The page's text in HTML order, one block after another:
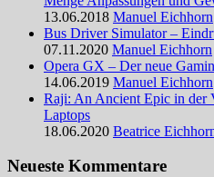
13.06.2018 Manuel Eichhorn
Bus Driver Simulator –
07.11.2020 Manuel Eichhorn
Opera GX – Der neue
14.06.2019 Manuel Eichhorn
Raji: An Ancient Epic in der
Laptops
18.06.2020 Beatrice
Neueste Kommentare